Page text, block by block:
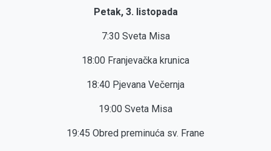
Petak, 3. listopada
7:30 Sveta Misa
18:00 Franjevačka krunica
18:40 Pjevana Večernja
19:00 Sveta Misa
19:45 Obred preminuća sv. Frane